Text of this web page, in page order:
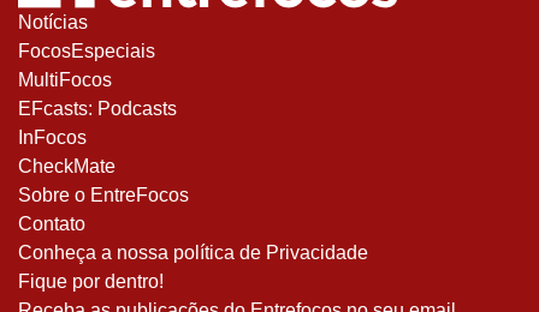
Notícias
FocosEspeciais
MultiFocos
EFcasts: Podcasts
InFocos
CheckMate
Sobre o EntreFocos
Contato
Conheça a nossa política de Privacidade
Fique por dentro!